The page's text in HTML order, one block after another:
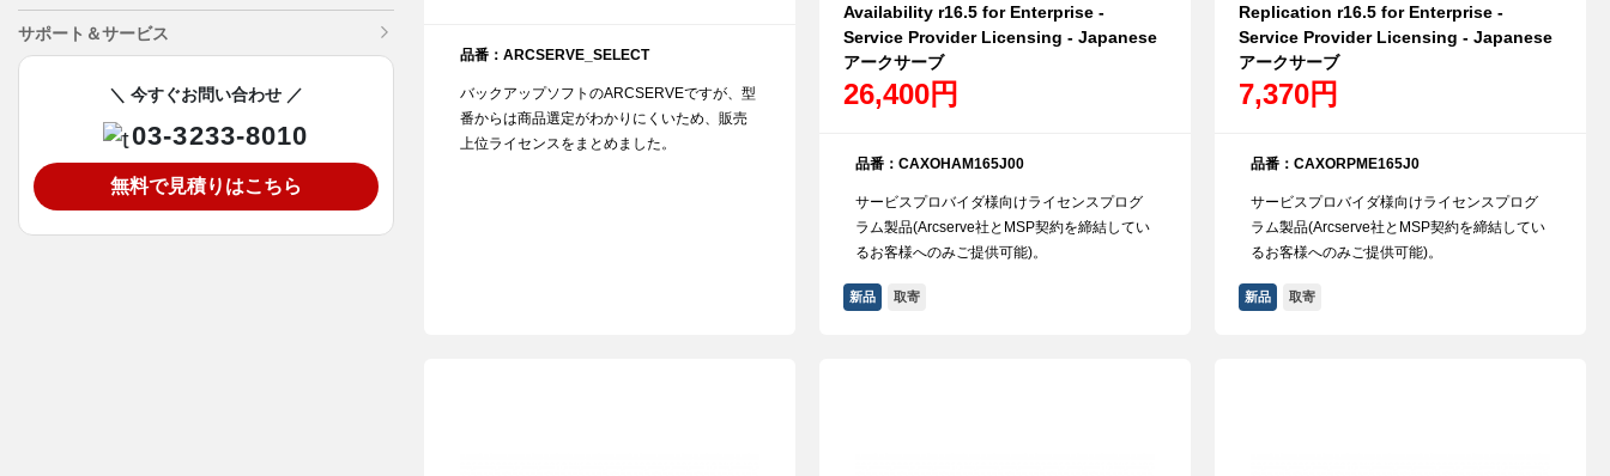
品番：ARCSERVE_SELECT
バックアップソフトのARCSERVEですが、型
番からは商品選定がわかりにくいため、販売
上位ライセンスをまとめました。
Availability r16.5 for Enterprise -
Service Provider Licensing - Japanese
アークサーブ
26,400円
品番：CAXOHAM165J00
サービスプロバイダ様向けライセンスプログ
ラム製品(Arcserve社とMSP契約を締結してい
るお客様へのみご提供可能)。
新品 取寄
Replication r16.5 for Enterprise -
Service Provider Licensing - Japanese
アークサーブ
7,370円
品番：CAXORPME165J0
サービスプロバイダ様向けライセンスプログ
ラム製品(Arcserve社とMSP契約を締結してい
るお客様へのみご提供可能)。
新品 取寄
サポート＆サービス
＼ 今すぐお問い合わせ ／
03-3233-8010
無料で見積りはこちら